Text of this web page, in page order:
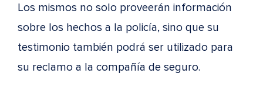
Los mismos no solo proveerán información
sobre los hechos a la policía, sino que su
testimonio también podrá ser utilizado para
su reclamo a la compañía de seguro.